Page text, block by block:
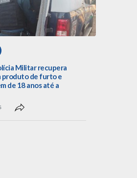
Militar recupera
produto de furto e
de 18 anos até a